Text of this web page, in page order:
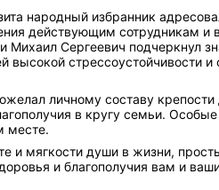
народный избранник
действующим сотрудникам
Михаил Сергеевич подчеркнул
высокой стрессоустойчивости и
личному составу
в кругу семьи.
месте.
и мягкости души в жизни,
и благополучия вам и